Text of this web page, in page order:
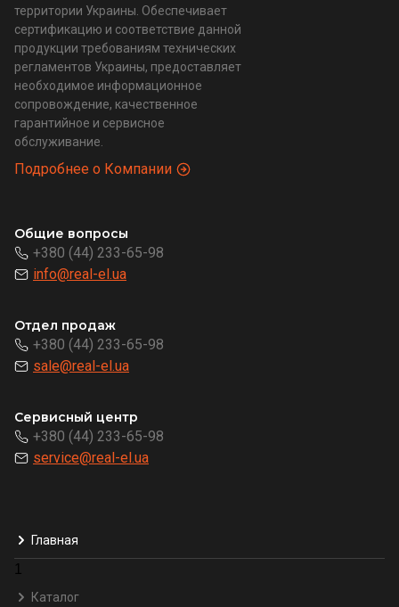
территории Украины. Обеспечивает
сертификацию и соответствие данной
продукции требованиям технических
регламентов Украины, предоставляет
необходимое информационное
сопровождение, качественное
гарантийное и сервисное
обслуживание.
Подробнее о Компании
Общие вопросы
+380 (44) 233-65-98
info@real-el.ua
Отдел продаж
+380 (44) 233-65-98
sale@real-el.ua
Сервисный центр
+380 (44) 233-65-98
service@real-el.ua
Главная
1
Каталог